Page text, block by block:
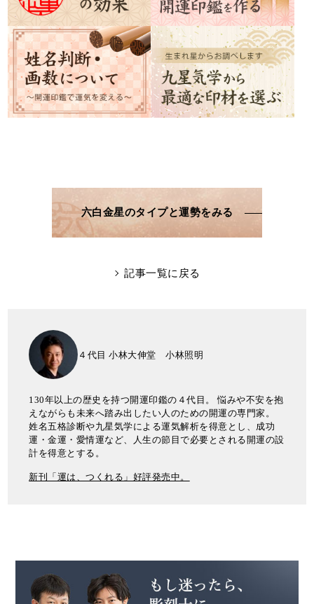
六白金星のタイプと運勢をみる
記事一覧に戻る
４代目 小林大伸堂 小林照明
130年以上の歴史を持つ開運印鑑の４代目。 悩みや不安を抱
えながらも未来へ踏み出したい人のための開運の専門家。
姓名五格診断や九星気学による運気解析を得意とし、成功
運・金運・愛情運など、人生の節目で必要とされる開運の設
計を得意とする。
新刊「運は、つくれる」好評発売中。